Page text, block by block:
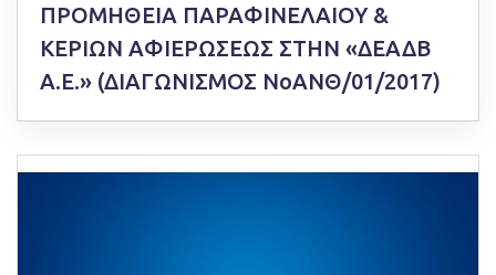
ΠΡΟΜΗΘΕΙΑ ΠΑΡΑΦΙΝΕΛΑΙΟΥ &
ΚΕΡΙΩΝ ΑΦΙΕΡΩΣΕΩΣ ΣΤΗΝ «ΔΕΑΔΒ
Α.Ε.» (ΔΙΑΓΩΝΙΣΜΟΣ ΝοΑΝΘ/01/2017)